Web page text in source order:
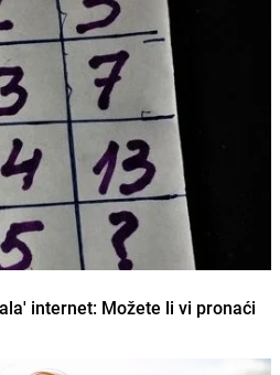
internet: Možete li vi pronaći